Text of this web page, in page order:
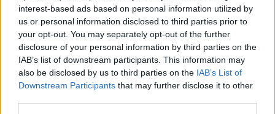
interest-based ads based on personal information utilized by
us or personal information disclosed to third parties prior to
your opt-out. You may separately opt-out of the further
disclosure of your personal information by third parties on the
IAB’s list of downstream participants. This information may
also be disclosed by us to third parties on the IAB’s List of
Downstream Participants that may further disclose it to other